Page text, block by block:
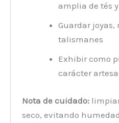
amplia de tés
Guardar joyas,
talismanes
Exhibir como
carácter
Nota de cuidado:
seco, evitando